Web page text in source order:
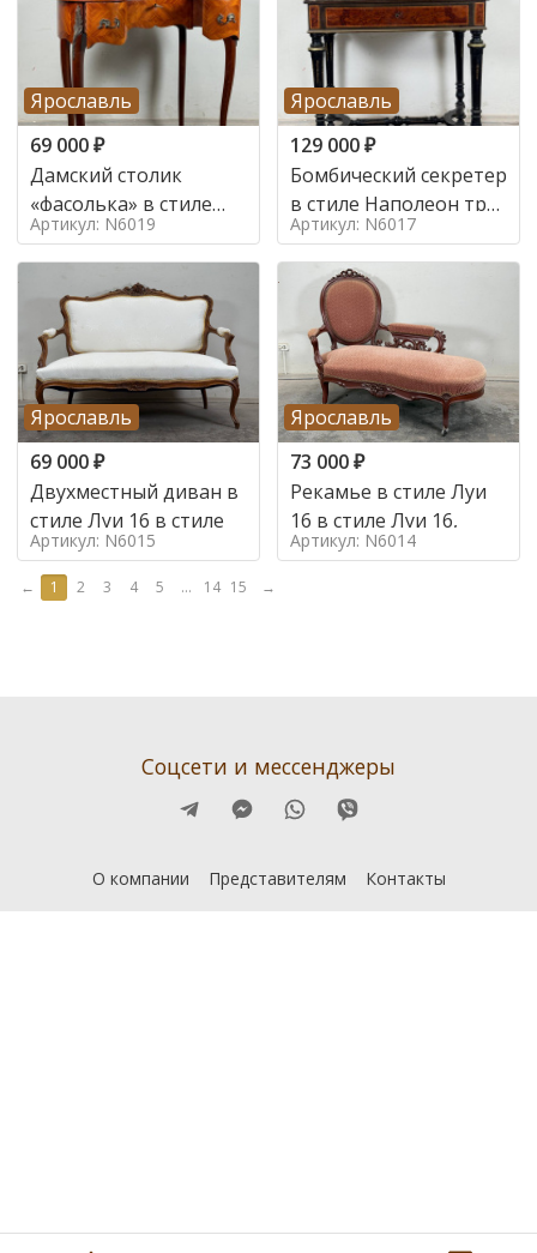
Ярославль
69 000₽
Дамский столик
«фасолька» в стиле
Луи 16,
Артикул: N6019
Ярославль
129 000₽
Бомбический секретер
в стиле Наполеон труа
в стиле
Артикул: N6017
Ярославль
69 000₽
Двухместный диван в
стиле Луи 16 в стиле
Артикул: N6015
Ярославль
73 000₽
Рекамье в стиле Луи
16 в стиле Луи 16,
Артикул: N6014
← 1 2 3 4 5 ... 14 15 →
Соцсети и мессенджеры
О компании Представителям Контакты